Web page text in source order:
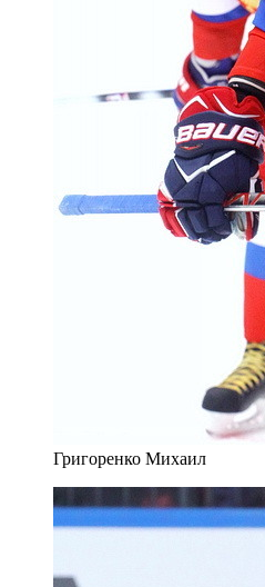
Григоренко Михаил